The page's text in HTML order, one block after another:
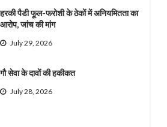
हरकी पैडी फूल-फरोशी के ठेकों में अनियमितता का
आरोप, जांच की मांग
July 29, 2026
गौ सेवा के दावों की हकीकत
July 28, 2026